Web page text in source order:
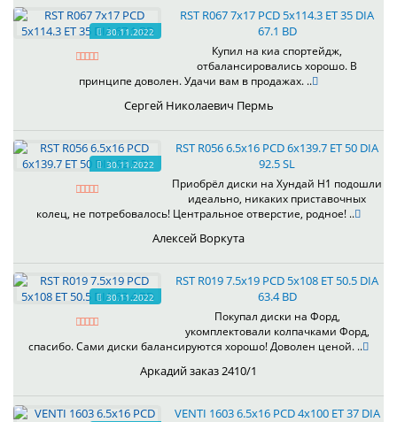
30.11.2022
RST R067 7x17 PCD 5x114.3 ET 35 DIA
67.1 BD
Купил на киа спортейдж,
отбалансировались хорошо. В
принципе доволен. Удачи вам в продажах. ..
Сергей Николаевич Пермь
30.11.2022
RST R056 6.5x16 PCD 6x139.7 ET 50 DIA
92.5 SL
Приобрёл диски на Хундай H1 подошли
идеально, никаких приставочных
колец, не потребовалось! Центральное отверстие, родное! ..
Алексей Воркута
30.11.2022
RST R019 7.5x19 PCD 5x108 ET 50.5 DIA
63.4 BD
Покупал диски на Форд,
укомплектовали колпачками Форд,
спасибо. Сами диски балансируются хорошо! Доволен ценой. ..
Аркадий заказ 2410/1
VENTI 1603 6.5x16 PCD 4x100 ET 37 DIA